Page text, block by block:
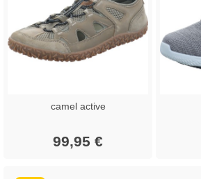
camel active
99,95 €